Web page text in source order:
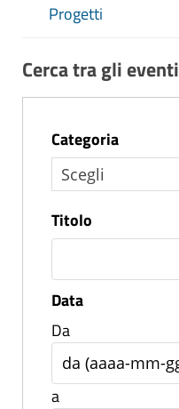
Progetti
Cerca tra gli eventi
Categoria
Titolo
Data
Da
a